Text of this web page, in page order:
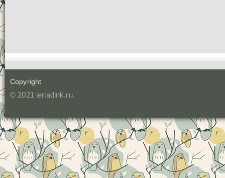
Copyright
© 2021 lenadink.ru.